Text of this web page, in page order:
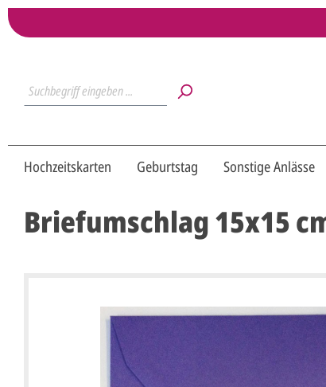
Hochzeitskarten Geburtstag Sonstige Anlässe
Briefumschlag 15x15